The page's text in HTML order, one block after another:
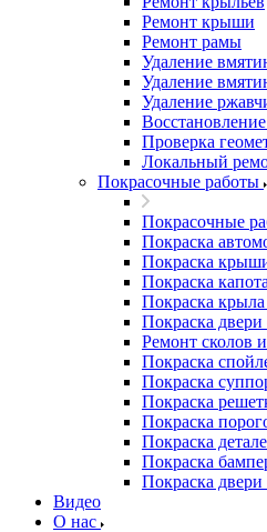
Ремонт крыши
Ремонт рамы
Удаление
Удаление
Удаление
Проверка
Локальный
Покрасочные работы
Покрасочные
Покраска
Покраска
Покраска капота
Покраска
Покраска двери
Ремонт сколов
Покраска
Покраска
Покраска
Покраска
Покраска
Покраска
Покраска двери
Видео
О нас